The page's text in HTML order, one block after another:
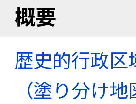
概要
歴史的行政
（塗り分け地